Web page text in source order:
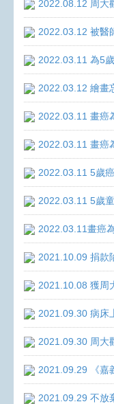
2022.08.12 周大
2022.03.12 被醫
2022.03.11 為5
2022.03.12 繪
2022.03.11 畫癌
2022.03.11 畫癌
2022.03.11 5歲
2022.03.11 5歲
2022.03.11畫癌
2021.10.09 捐款
2021.10.08 獲周
2021.09.30 病床
2021.09.30 周大
2021.09.29 《嘉
2021.09.29 不放